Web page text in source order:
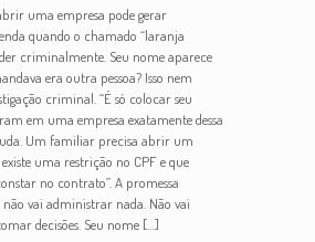
uma empresa pode gerar
quando o chamado “laranja
criminalmente. Seu nome aparece
era outra pessoa? Isso nem
criminal. “É só colocar seu
em uma empresa exatamente dessa
Um familiar precisa abrir um
uma restrição no CPF e que
no contrato”. A promessa
não vai administrar nada. Não vai
decisões. Seu nome[…]